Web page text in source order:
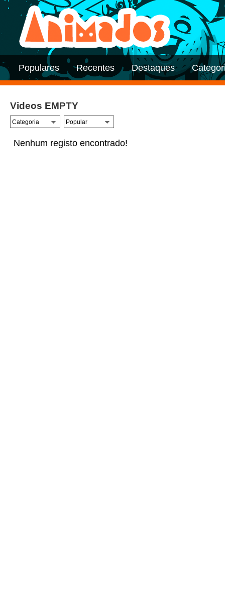
Populares Recentes Destaques
Videos EMPTY
Nenhum registo encontrado!